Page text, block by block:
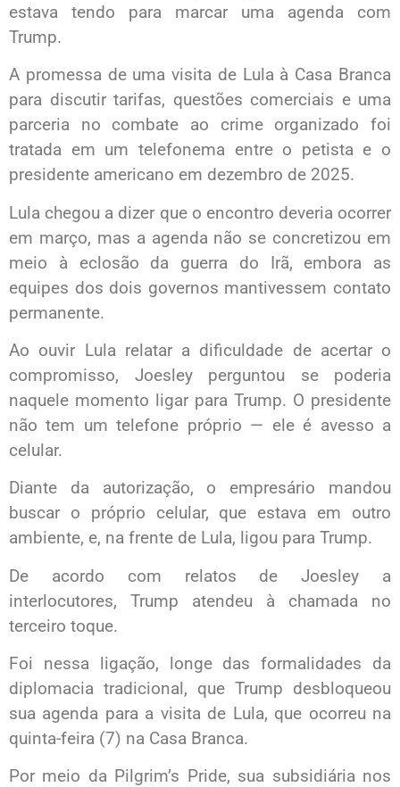
estava tendo para marcar uma agenda com
Trump.
A promessa de uma visita de Lula à Casa Branca
para discutir tarifas, questões comerciais e uma
parceria no combate ao crime organizado foi
tratada em um telefonema entre o petista e o
presidente americano em dezembro de 2025.
Lula chegou a dizer que o encontro deveria ocorrer
em março, mas a agenda não se concretizou em
meio à eclosão da guerra do Irã, embora as
equipes dos dois governos mantivessem contato
permanente.
Ao ouvir Lula relatar a dificuldade de acertar o
compromisso, Joesley perguntou se poderia
naquele momento ligar para Trump. O presidente
não tem um telefone próprio — ele é avesso a
celular.
Diante da autorização, o empresário mandou
buscar o próprio celular, que estava em outro
ambiente, e, na frente de Lula, ligou para Trump.
De acordo com relatos de Joesley a
interlocutores, Trump atendeu à chamada no
terceiro toque.
Foi nessa ligação, longe das formalidades da
diplomacia tradicional, que Trump desbloqueou
sua agenda para a visita de Lula, que ocorreu na
quinta-feira (7) na Casa Branca.
Por meio da Pilgrim’s Pride, sua subsidiária nos